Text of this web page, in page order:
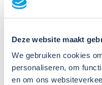
Deze website maakt
We gebruiken cookies
personaliseren, om
en om ons
Meer nieuws